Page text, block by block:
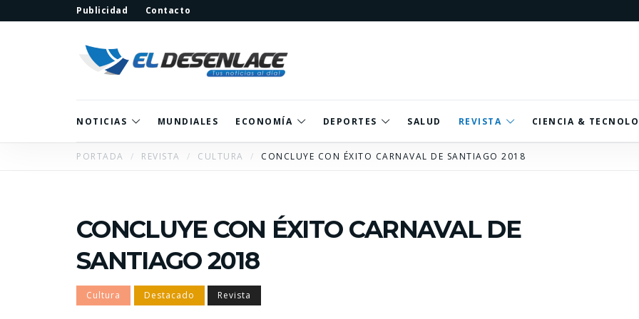
Publicidad Contacto
NOTICIAS MUNDIALES ECONOMÍA DEPORTES SALUD REVISTA CIENCIA &
PORTADA REVISTA CULTURA CONCLUYE CON ÉXITO CARNAVAL DE SANTIAGO 2018
CONCLUYE CON ÉXITO CARNAVAL DE
SANTIAGO 2018
Cultura Destacado Revista